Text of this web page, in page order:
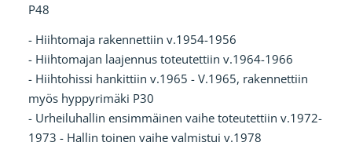
P48
- Hiihtomaja rakennettiin v.1954-1956
- Hiihtomajan laajennus toteutettiin v.1964-1966
- Hiihtohissi hankittiin v.1965 - V.1965, rakennettiin
myös hyppyrimäki P30
- Urheiluhallin ensimmäinen vaihe toteutettiin v.1972-
1973 - Hallin toinen vaihe valmistui v.1978